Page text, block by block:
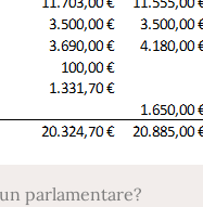
parlamentare?